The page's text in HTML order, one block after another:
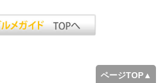
ページTOP▲